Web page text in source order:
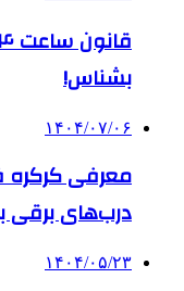
بشناس!
۱۴۰۴/۰۷/۰۶
درب‌های برقی
۱۴۰۴/۰۵/۲۳